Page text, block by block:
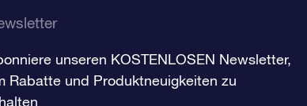
unseren KOSTENLOSEN Newsletter,
Rabatte und Produktneuigkeiten zu